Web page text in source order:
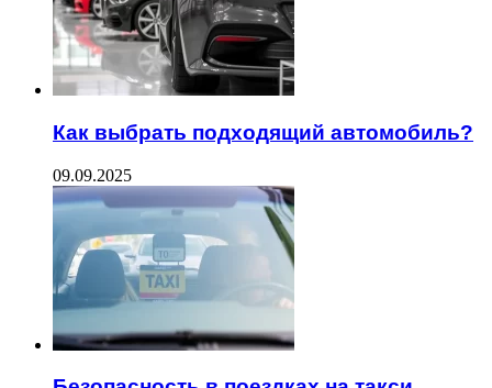
Как выбрать подходящий автомобиль?
09.09.2025